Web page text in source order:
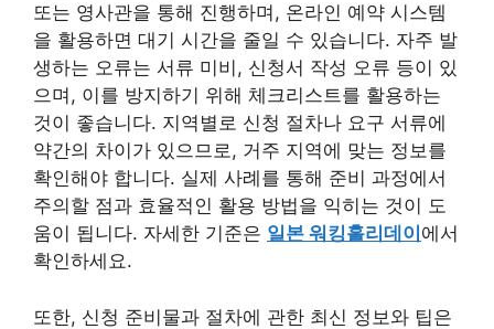
또는 영사관을 통해 진행하며, 온라인 예약 시스템
을 활용하면 대기 시간을 줄일 수 있습니다. 자주 발
생하는 오류는 서류 미비, 신청서 작성 오류 등이 있
으며, 이를 방지하기 위해 체크리스트를 활용하는
것이 좋습니다. 지역별로 신청 절차나 요구 서류에
약간의 차이가 있으므로, 거주 지역에 맞는 정보를
확인해야 합니다. 실제 사례를 통해 준비 과정에서
주의할 점과 효율적인 활용 방법을 익히는 것이 도
움이 됩니다. 자세한 기준은 일본 워킹홀리데이 에서
확인하세요.
또한, 신청 준비물과 절차에 관한 최신 정보와 팁은